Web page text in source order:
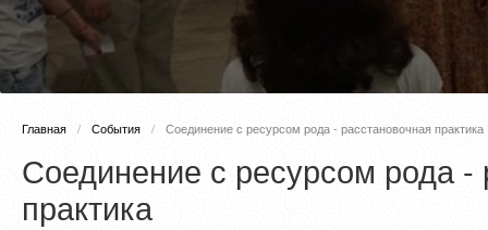
Главная События Соединение с ресурсом рода - расстановочная практика
Соединение с ресурсом рода -
практика